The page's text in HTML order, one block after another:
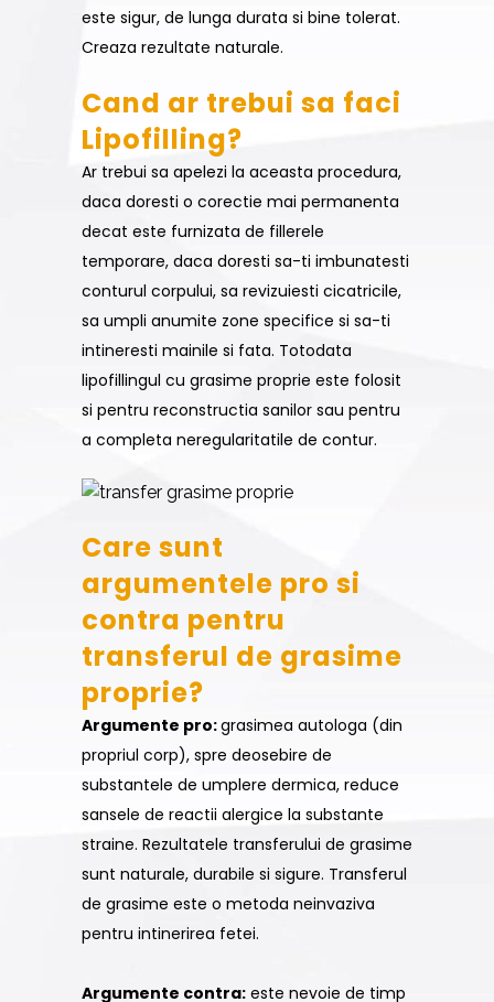
este sigur, de lunga durata si bine tolerat.
Creaza rezultate naturale.
Cand ar trebui sa faci
Lipofilling?
Ar trebui sa apelezi la aceasta procedura,
daca doresti o corectie mai permanenta
decat este furnizata de fillerele
temporare, daca doresti sa-ti imbunatesti
conturul corpului, sa revizuiesti cicatricile,
sa umpli anumite zone specifice si sa-ti
intineresti mainile si fata. Totodata
lipofillingul cu grasime proprie este folosit
si pentru reconstructia sanilor sau pentru
a completa neregularitatile de contur.
Care sunt
argumentele pro si
contra pentru
transferul de grasime
proprie?
Argumente pro:grasimea autologa (din
propriul corp), spre deosebire de
substantele de umplere dermica, reduce
sansele de reactii alergice la substante
straine. Rezultatele transferului de grasime
sunt naturale, durabile si sigure. Transferul
de grasime este o metoda neinvaziva
pentru intinerirea fetei.
Argumente contra: este nevoie de timp